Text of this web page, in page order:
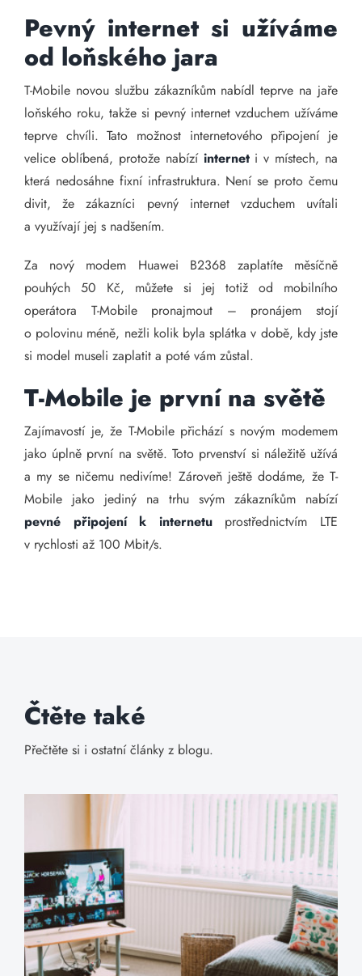
Pevný internet si užíváme
od loňského jara
T-Mobile novou službu zákazníkům nabídl teprve na jaře
loňského roku, takže si pevný internet vzduchem užíváme
teprve chvíli. Tato možnost internetového připojení je
velice oblíbená, protože nabízí interneti v místech, na
která nedosáhne fixní infrastruktura. Není se proto čemu
divit, že zákazníci pevný internet vzduchem uvítali
a využívají jej s nadšením.
Za nový modem Huawei B2368 zaplatíte měsíčně
pouhých 50 Kč, můžete si jej totiž od mobilního
operátora T-Mobile pronajmout – pronájem stojí
o polovinu méně, nežli kolik byla splátka v době, kdy jste
si model museli zaplatit a poté vám zůstal.
T-Mobile je první na světě
Zajímavostí je, že T-Mobile přichází s novým modemem
jako úplně první na světě. Toto prvenství si náležitě užívá
a my se ničemu nedivíme! Zároveň ještě dodáme, že T-
Mobile jako jediný na trhu svým zákazníkům nabízí
pevné připojení k internetuprostřednictvím LTE
v rychlosti až 100 Mbit/s.
Čtěte také
Přečtěte si i ostatní články z blogu.